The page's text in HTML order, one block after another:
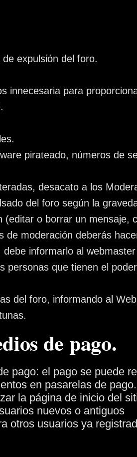
expulsión del foro.
innecesaria para
pirateado, números de
desacato a los
del foro según la
(editar o borrar un mensaje,
de moderación deberás
informarlo al
personas que tienen el
del foro, informando al
de pago.
pago: el pago se puede
en pasarelas de pago.
la página de inicio del
nuevos o antiguos
otros usuarios ya